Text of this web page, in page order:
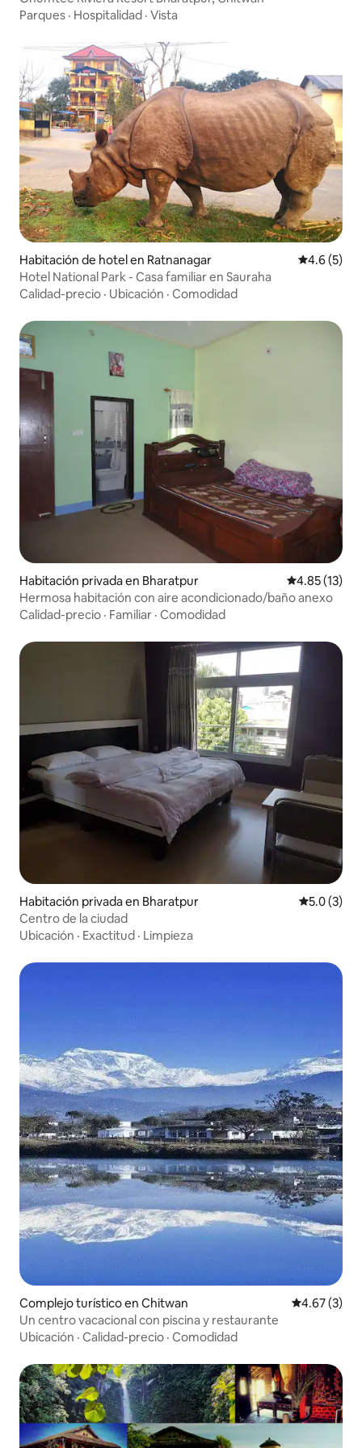
Parques · Hospitalidad · Vista
Habitación de hotel en Ratnanagar
4.6 (5)
Hotel National Park - Casa familiar en Sauraha
Calidad-precio · Ubicación · Comodidad
Habitación privada en Bharatpur Calificación
4.85 (13)
Hermosa habitación con aire acondicionado/baño anexo
Calidad-precio · Familiar · Comodidad
Habitación privada en Bharatpur
5.0 (3)
Centro de la ciudad
Ubicación · Exactitud · Limpieza
Complejo turístico en Chitwan Calificación
4.67 (3)
Un centro vacacional con piscina y restaurante
Ubicación · Calidad-precio · Comodidad